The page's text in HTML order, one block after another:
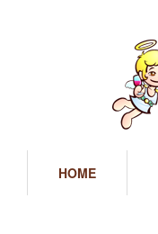
HOME